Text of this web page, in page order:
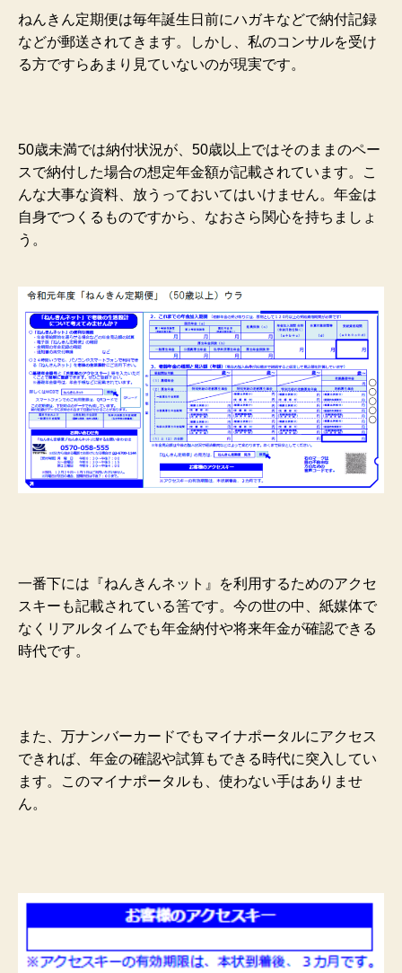
ねんきん定期便は毎年誕生日前にハガキなどで納付記録
などが郵送されてきます。しかし、私のコンサルを受け
る方ですらあまり見ていないのが現実です。
50歳未満では納付状況が、50歳以上ではそのままのペー
スで納付した場合の想定年金額が記載されています。こ
んな大事な資料、放うっておいてはいけません。年金は
自身でつくるものですから、なおさら関心を持ちましょ
う。
一番下には『ねんきんネット』を利用するためのアクセ
スキーも記載されている筈です。今の世の中、紙媒体で
なくリアルタイムでも年金納付や将来年金が確認できる
時代です。
また、万ナンバーカードでもマイナポータルにアクセス
できれば、年金の確認や試算もできる時代に突入してい
ます。このマイナポータルも、使わない手はありませ
ん。